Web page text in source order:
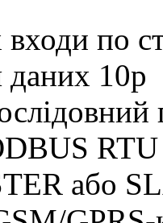
входи по
даних 10р
або